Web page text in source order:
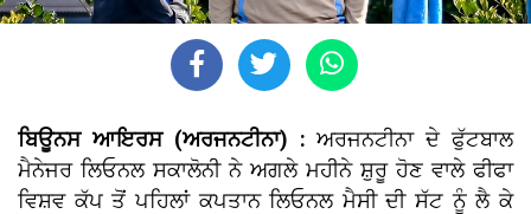
ਬਿਊਨਸ ਆਇਰਸ (ਅਰਜਨਟੀਨਾ) :ਅਰਜਨਟੀਨਾ ਦੇ ਫੁੱਟਬਾਲ
ਮੈਨੇਜਰ ਲਿਓਨਲ ਸਕਾਲੋਨੀ ਨੇ ਅਗਲੇ ਮਹੀਨੇ ਸ਼ੁਰੂ ਹੋਣ ਵਾਲੇ ਫੀਫਾ
ਵਿਸ਼ਵ ਕੱਪ ਤੋਂ ਪਹਿਲਾਂ ਕਪਤਾਨ ਲਿਓਨਲ ਮੈਸੀ ਦੀ ਸੱਟ ਨੂੰ ਲੈ ਕੇ